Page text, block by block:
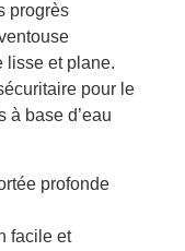
progrès
lisse et plane.
pour le
à base d’eau
profonde
facile et